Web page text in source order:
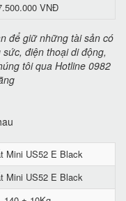
VNĐ
để giữ những tài sản có
điện thoại di động,
tôi qua Hotline 0982
Mini US52 E Black
Mini US52 E Black